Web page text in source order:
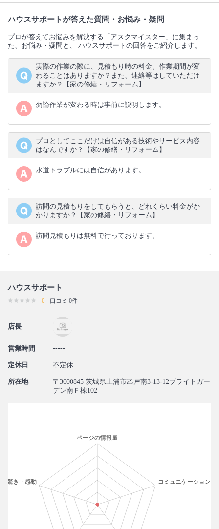
ハウスサポートが答えた質問・お悩み・疑問
プロが答えてお悩みを解決する「アスクマイスター」に集まっ
た、お悩み・疑問と、 ハウスサポートの回答をご紹介します。
実際の作業の際に、見積もり時の料金、作業期間が変
わることはありますか？また、連絡等はしていただけ
ますか？【家の修繕・リフォーム】
勿論作業が変わる時は事前に説明します。
プロとしてここだけは自信がある技術やサービス内容
はなんですか？【家の修繕・リフォーム】
水道トラブルには自信があります。
訪問の見積もりをしてもらうと、どれくらい料金がか
かりますか？【家の修繕・リフォーム】
訪問見積もりは無料で行っております。
ハウスサポート
0 口コミ 0件
店長
営業時間 -----
定休日 不定休
所在地
〒3000845 茨城県土浦市乙戸南3-13-12ブライトガー
デン南Ｆ棟102